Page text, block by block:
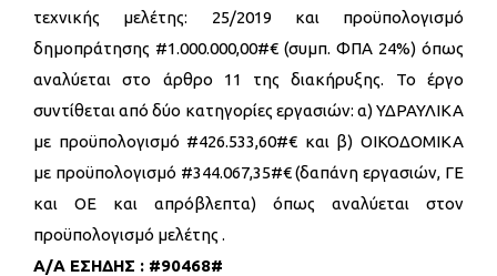
τεχνικής μελέτης: 25/2019 και προϋπολογισμό
δημοπράτησης #1.000.000,00#€ (συμπ. ΦΠΑ 24%) όπως
αναλύεται στο άρθρο 11 της διακήρυξης. Το έργο
συντίθεται από δύο κατηγορίες εργασιών: α) ΥΔΡΑΥΛΙΚΑ
με προϋπολογισμό #426.533,60#€ και β) ΟΙΚΟΔΟΜΙΚΑ
με προϋπολογισμό #344.067,35#€ (δαπάνη εργασιών, ΓΕ
και ΟΕ και απρόβλεπτα) όπως αναλύεται στον
προϋπολογισμό μελέτης .
Α/Α ΕΣΗΔΗΣ : #90468#